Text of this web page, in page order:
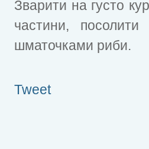
Зварити на густо
частини,
шматочками риби.
Tweet